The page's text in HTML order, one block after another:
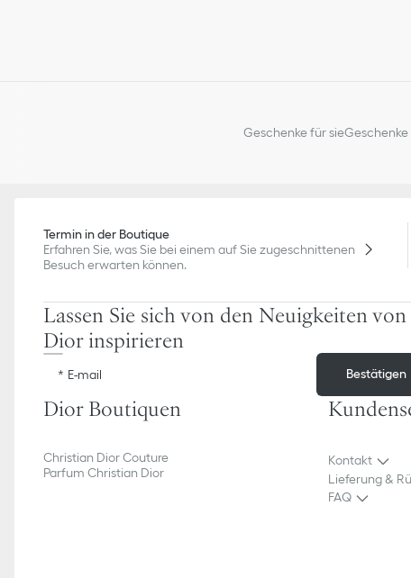
Geschenke für sieGeschenke
Termin in der Boutique
Erfahren Sie, was Sie bei einem auf Sie zugeschnittenen
Besuch erwarten können.
Lassen Sie sich von den Neuigkeiten von
Dior inspirieren
E-mail Bestätigen
Dior Boutiquen
Christian Dior Couture
Parfum Christian Dior
Kontakt
Lieferung &
FAQ